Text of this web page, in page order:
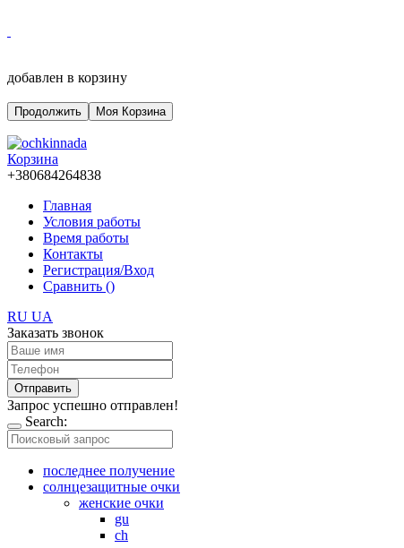
добавлен в корзину
Продолжить Моя Корзина
Корзина
+380684264838
Главная
Условия работы
Время работы
Контакты
Регистрация/Вход
Сравнить ()
RU UA
Заказать звонок
Отправить
Запрос успешно отправлен!
Search:
последнее получение
солнцезащитные очки
женские очки
gu
ch